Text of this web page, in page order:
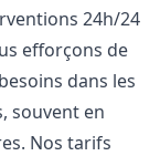
24h/24
efforçons de
dans les
souvent en
Nos tarifs